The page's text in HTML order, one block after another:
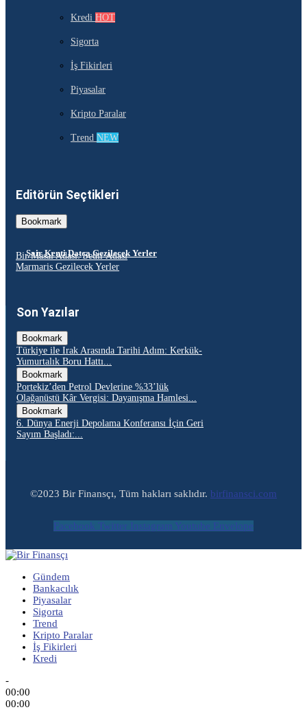
Kredi HOT
Sigorta
İş Fikirleri
Piyasalar
Kripto Paralar
Trend NEW
Editörün Seçtikleri
Bookmark
Şair Kenti Datça Gezilecek Yerler
Bir Masal Adası: Sedir Adası
Marmaris Gezilecek Yerler
Son Yazılar
Bookmark
Türkiye ile Irak Arasında Tarihi Adım: Kerkük-
Yumurtalık Boru Hattı...
Bookmark
Portekiz’den Petrol Devlerine %33’lük
Olağanüstü Kâr Vergisi: Dayanışma Hamlesi...
Bookmark
6. Dünya Enerji Depolama Konferansı İçin Geri
Sayım Başladı:...
©2023 Bir Finansçı, Tüm hakları saklıdır. birfinansci.com
Facebook Twitter Instagram Youtube Envelope
Gündem
Bankacılık
Piyasalar
Sigorta
Trend
Kripto Paralar
İş Fikirleri
Kredi
-
00:00
00:00